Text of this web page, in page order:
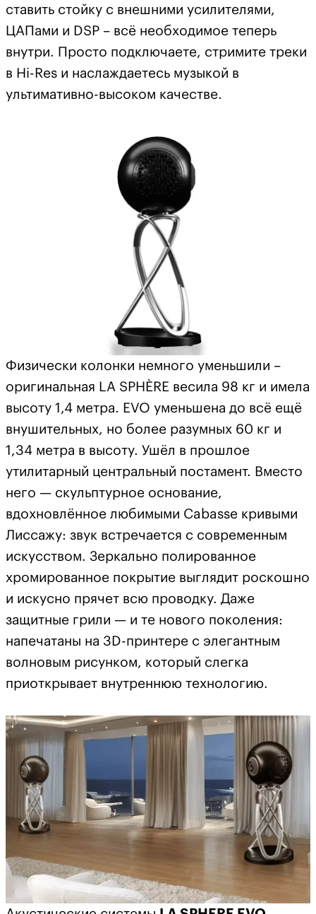
ставить стойку с внешними усилителями,
ЦАПами и DSP – всё необходимое теперь
внутри. Просто подключаете, стримите треки
в Hi-Res и наслаждаетесь музыкой в
ультимативно-высоком качестве.
Физически колонки немного уменьшили –
оригинальная LA SPHÈRE весила 98 кг и имела
высоту 1,4 метра. EVO уменьшена до всё ещё
внушительных, но более разумных 60 кг и
1,34 метра в высоту. Ушёл в прошлое
утилитарный центральный постамент. Вместо
него — скульптурное основание,
вдохновлённое любимыми Cabasse кривыми
Лиссажу: звук встречается с современным
искусством. Зеркально полированное
хромированное покрытие выглядит роскошно
и искусно прячет всю проводку. Даже
защитные грили — и те нового поколения:
напечатаны на 3D-принтере с элегантным
волновым рисунком, который слегка
приоткрывает внутреннюю технологию.